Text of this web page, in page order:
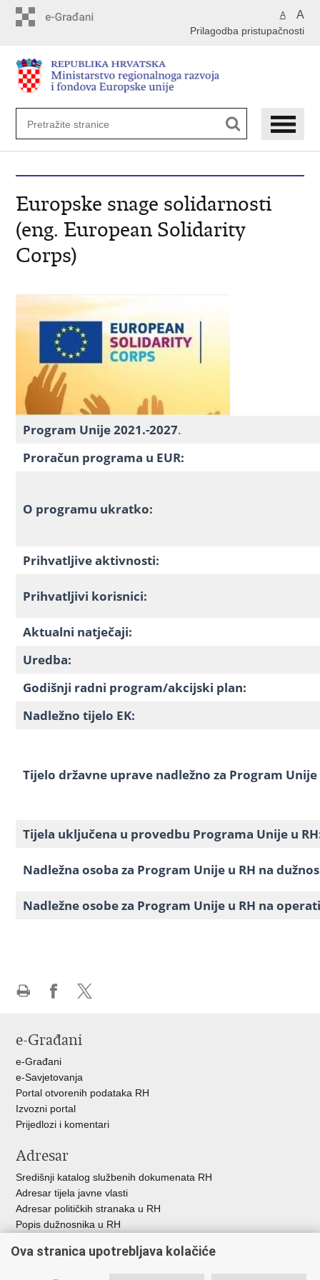
A A
Prilagodba pristupačnosti
Europske snage solidarnosti
(eng. European Solidarity
Corps)
Program Unije 2021.-2027.
Proračun programa u EUR:
O programu ukratko:
Prihvatljive aktivnosti:
Prihvatljivi korisnici:
Aktualni natječaji:
Uredba:
Godišnji radni program/akcijski plan:
Nadležno tijelo EK:
Tijelo državne uprave nadležno za Program Unije
Tijela uključena u provedbu Programa Unije u
Nadležna osoba za Program Unije u RH na
Nadležne osobe za Program Unije u RH na
Facebooku
X-
e-Građani
e-Građani
e-Savjetovanja
Portal otvorenih podataka RH
Izvozni portal
Prijedlozi i komentari
Adresar
Središnji katalog službenih dokumenata RH
Adresar tijela javne vlasti
Adresar političkih stranaka u RH
Popis dužnosnika u RH
Pozivi za žurnu pomoć
Ova stranica upotrebljava kolačiće